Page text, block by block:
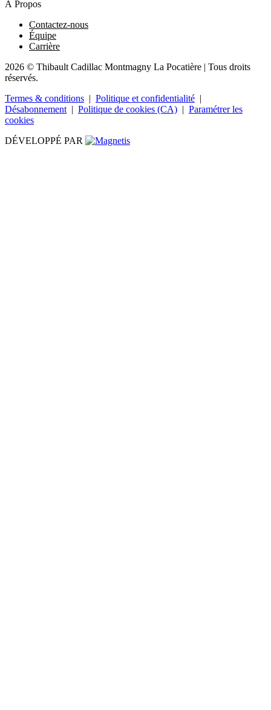
À Propos
Contactez-nous
Équipe
Carrière
2026 © Thibault Cadillac Montmagny La Pocatière | Tous droits
réservés.
Termes & conditions | Politique et confidentialité |
Désabonnement | Politique de cookies (CA) | Paramétrer les
cookies
DÉVELOPPÉ PAR